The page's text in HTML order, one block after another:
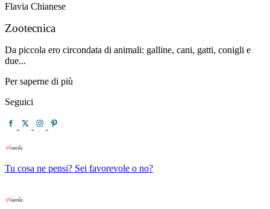
Flavia Chianese
Zootecnica
Da piccola ero circondata di animali: galline, cani, gatti, conigli e
due...
Per saperne di più
Seguici
Tu cosa ne pensi? Sei favorevole o no?